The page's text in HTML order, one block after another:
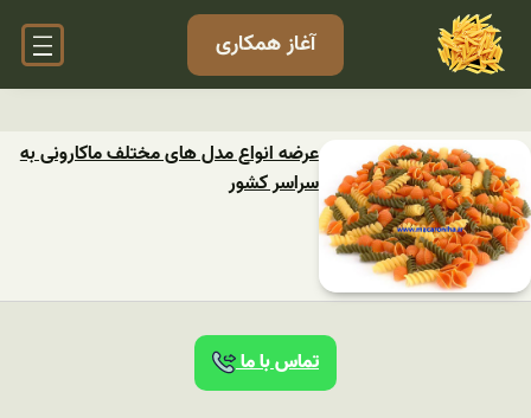
آغاز همکاری
عرضه انواع مدل های مختلف ماکارونی به
سراسر کشور
تماس با ما